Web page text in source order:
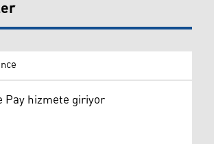
Pay hizmete giriyor